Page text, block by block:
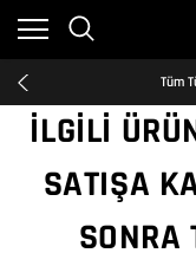
Tüm
İLGILI
SATIŞA
SONRA